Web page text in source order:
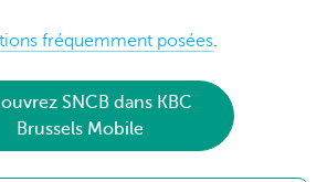
fréquemment posées.
SNCB dans KBC
Brussels Mobile